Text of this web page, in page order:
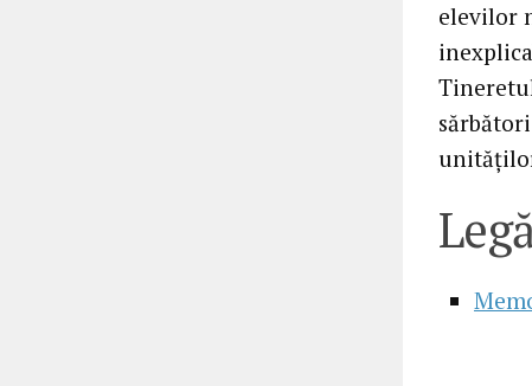
elevilor